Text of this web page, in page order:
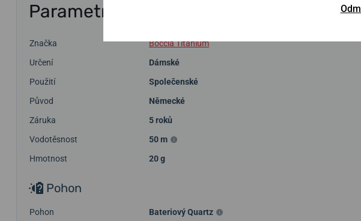
Parametry
Značka
Boccia Titanium
Určení
Dámské
Použití
Společenské
Původ
Německé
Záruka
5 roků
Vodotěsnost
50 m
Hmotnost
20 g
Pohon
Pohon
Bateriový Quartz